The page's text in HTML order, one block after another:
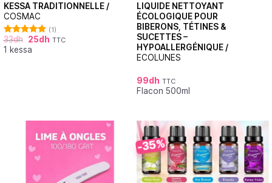
KESSA TRADITIONNELLE /
COSMAC
Note
5.00
sur 5
(1)
33dh 25dh TTC
1 kessa
LIQUIDE NETTOYANT
ÉCOLOGIQUE POUR
BIBERONS, TÉTINES &
SUCETTES –
HYPOALLERGÉNIQUE /
ECOLUNES
99dh TTC
Flacon 500ml
-35%